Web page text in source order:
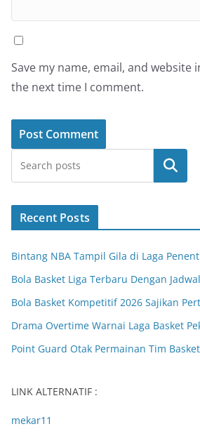
Save my name, email, and
the next time I comment.
Search
Recent Posts
Bintang NBA Tampil Gila di Laga
Bola Basket Liga Terbaru Dengan
Bola Basket Kompetitif 2026 Sajikan
Drama Overtime Warnai Laga Basket
Point Guard Otak Permainan Tim
LINK ALTERNATIF :
mekar11